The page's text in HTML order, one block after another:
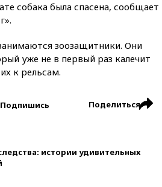
собака была спасена, сообщает
зоозащитники. Они
уже не в первый раз калечит
к рельсам.
Подпишись Поделиться
истории удивительных